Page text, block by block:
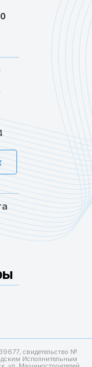
свидетельство №
Исполнительным